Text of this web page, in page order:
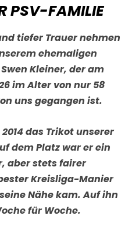
PSV-FAMILIE
tiefer Trauer nehmen
ehemaligen
Kleiner, der am
im Alter von nur 58
uns gegangen ist.
das Trikot unserer
dem Platz war er ein
aber stets fairer
Kreisliga-Manier
Nähe kam. Auf ihn
für Woche.